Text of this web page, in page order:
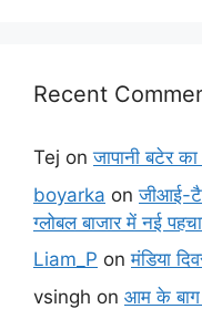
Recent
Tej onजापानी बटेर
boyarka onजीआई-
ग्लोबल बाजार में नई
Liam_P onमंडिया
vsingh on आम के